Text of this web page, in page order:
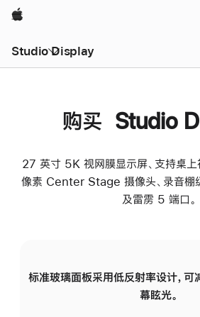
Apple
Studio Display
购买 Studio
27 英寸 5K 视网膜显示屏、支持桌
像素 Center Stage 摄像头、录音棚
及雷雳 5 端口。
标准玻璃面板采用低反射率设计，可
幕眩光。